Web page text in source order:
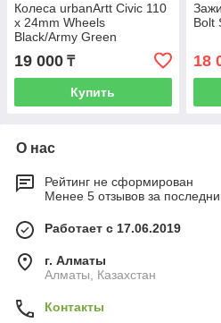
Колеса urbanArtt Civic 110
x 24mm Wheels
Black/Army Green
19 000 ₸
Купить
Bolt
18
О нас
Рейтинг не сформирован
Менее 5 отзывов за
Работает с 17.06.2019
г. Алматы
Алматы, Казахстан
Контакты